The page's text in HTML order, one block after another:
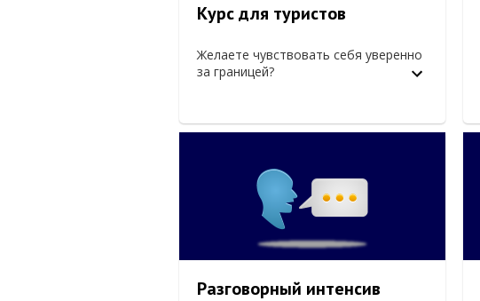
Курс для туристов
Желаете чувствовать себя уверенно
за границей?
Разговорный интенсив